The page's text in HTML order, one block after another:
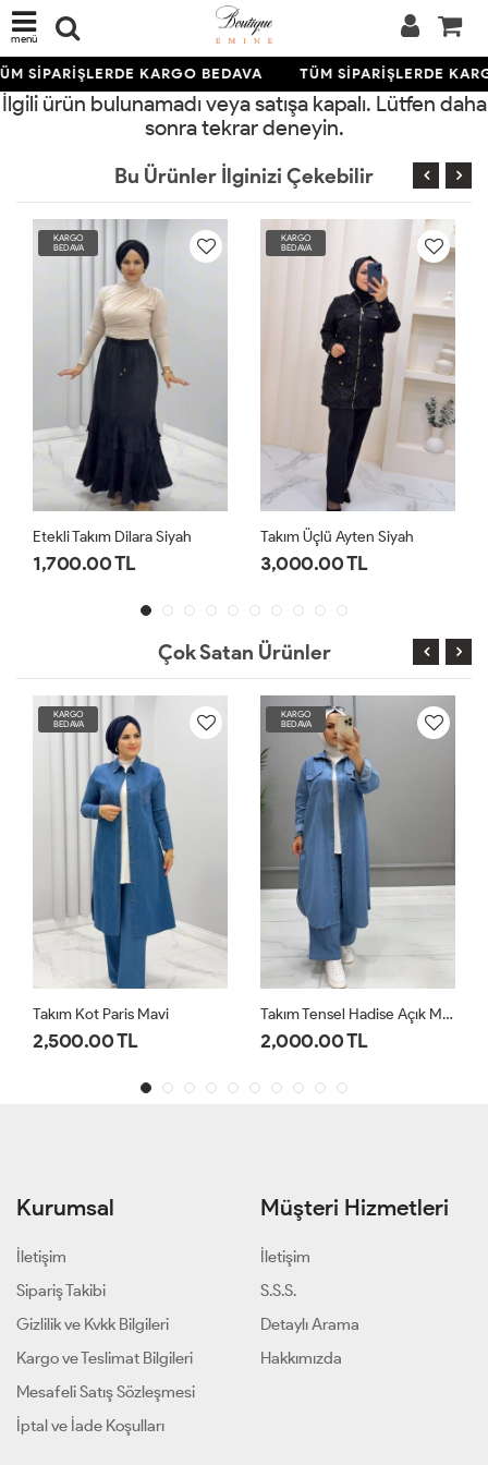
menü
SİPARİŞLERDE KARGO BEDAVA TÜM SİPARİŞLERDE
İlgili ürün bulunamadı veya satışa kapalı. Lütfen daha
sonra tekrar deneyin.
Bu Ürünler İlginizi Çekebilir
KARGO
BEDAVA
Etekli Takım Dilara Siyah
1,700.00 TL
KARGO
BEDAVA
Takım Üçlü Ayten Siyah
3,000.00 TL
Çok Satan Ürünler
KARGO
BEDAVA
Takım Kot Paris Mavi
2,500.00 TL
KARGO
BEDAVA
Takım Tensel Hadise Açık Mavi
2,000.00 TL
Kurumsal
İletişim
Sipariş Takibi
Gizlilik ve Kvkk Bilgileri
Kargo ve Teslimat Bilgileri
Mesafeli Satış Sözleşmesi
İptal ve İade Koşulları
Müşteri Hizmetleri
İletişim
S.S.S.
Detaylı Arama
Hakkımızda